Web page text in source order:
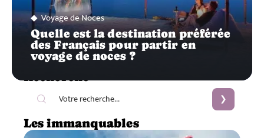
Voyage de Noces
Quelle est la destination préférée
des Français pour partir en
voyage de noces ?
Recherche
Les immanquables